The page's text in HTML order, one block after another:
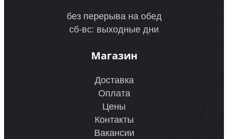
без перерыва на обед
сб-вс: выходные дни
Магазин
Доставка
Оплата
Цены
Контакты
Вакансии